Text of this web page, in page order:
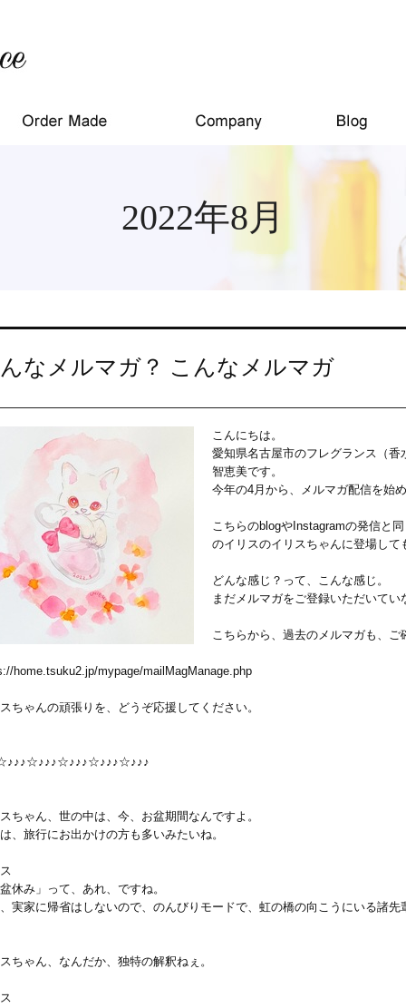
2022年8月
なメルマガ？ こんなメルマガ
こんにちは。
愛知県名古屋市のフレグランス（
智恵美です。
今年の4月から、メルマガ配信を始
こちらのblogやInstagramの発信と
のイリスのイリスちゃんに登場し
どんな感じ？って、こんな感じ。
まだメルマガをご登録いただいて
こちらから、過去のメルマガも、ご
home.tsuku2.jp/mypage/mailMagManage.php
ちゃんの頑張りを、どうぞ応援してください。
ちゃん、世の中は、今、お盆期間なんですよ。
、旅行にお出かけの方も多いみたいね。
休み」って、あれ、ですね。
実家に帰省はしないので、のんびりモードで、虹の橋の向こうにいる諸
ちゃん、なんだか、独特の解釈ねぇ。